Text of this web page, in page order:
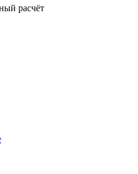
расчёт